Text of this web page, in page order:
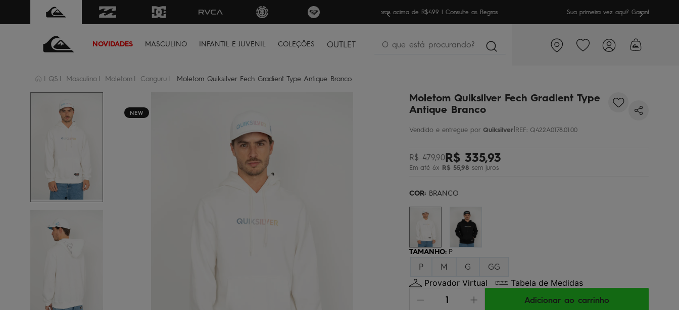
FRETE GRÁTIS para todo Brasil nas compras acima de R$499 | Consulte as Regras Sua primeira vez aqui? Garanta em sua 1ª compra
NOVIDADES MASCULINO INFANTIL E JUVENIL COLEÇÕES OUTLET
O que está procurando?
QS Masculino Moletom Canguru Moletom Quiksilver Fech Gradient Type Antique Branco
NEW
Moletom Quiksilver Fech Gradient Type
Antique Branco
Quiksilver|REF: Q422A0178.01.00
R$ 479,90R$ 335,93
Em até 6x R$ 55,98 sem juros
COR: BRANCO
TAMANHO: P
P M G GG
Provador Virtual Tabela de Medidas
Adicionar ao carrinho
3º
4º regata
º bermuda
6º óculos
jaqueta
9º chinelo